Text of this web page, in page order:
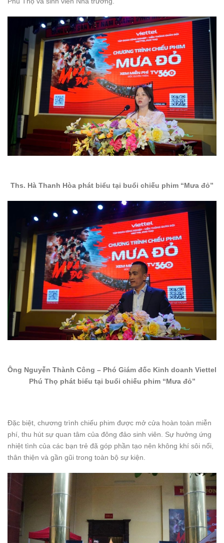
Ths. Hà Thanh Hòa phát biểu tại buổi chiếu phim “Mưa đỏ”
Ông Nguyễn Thành Công – Phó Giám đốc Kinh doanh Viettel
Phú Thọ phát biểu tại buổi chiếu phim “Mưa đỏ”
Đặc biệt, chương trình chiếu phim được mở cửa hoàn toàn miễn
phí, thu hút sự quan tâm của đông đảo sinh viên. Sự hưởng ứng
nhiệt tình của các bạn trẻ đã góp phần tạo nên không khí sôi nổi,
thân thiện và gần gũi trong toàn bộ sự kiện.